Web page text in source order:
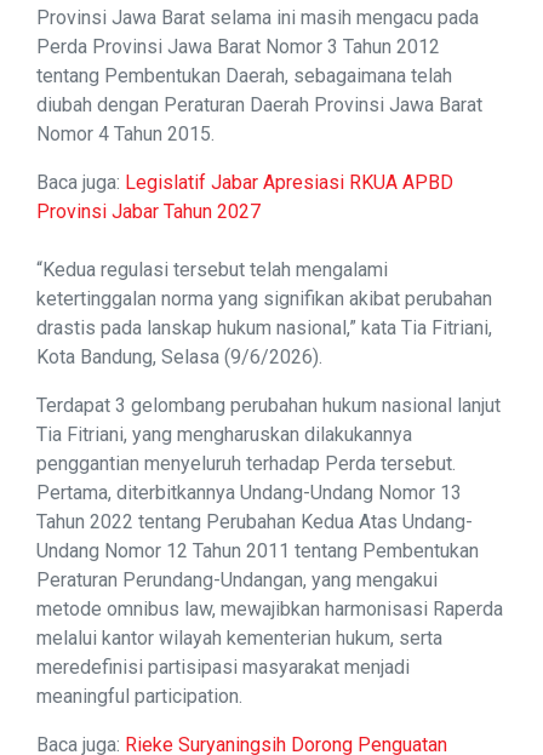
Provinsi Jawa Barat selama ini masih mengacu pada
Perda Provinsi Jawa Barat Nomor 3 Tahun 2012
tentang Pembentukan Daerah, sebagaimana telah
diubah dengan Peraturan Daerah Provinsi Jawa Barat
Nomor 4 Tahun 2015.
Baca juga: Legislatif Jabar Apresiasi RKUA APBD
Provinsi Jabar Tahun 2027
“Kedua regulasi tersebut telah mengalami
ketertinggalan norma yang signifikan akibat perubahan
drastis pada lanskap hukum nasional,” kata Tia Fitriani,
Kota Bandung, Selasa (9/6/2026).
Terdapat 3 gelombang perubahan hukum nasional lanjut
Tia Fitriani, yang mengharuskan dilakukannya
penggantian menyeluruh terhadap Perda tersebut.
Pertama, diterbitkannya Undang-Undang Nomor 13
Tahun 2022 tentang Perubahan Kedua Atas Undang-
Undang Nomor 12 Tahun 2011 tentang Pembentukan
Peraturan Perundang-Undangan, yang mengakui
metode omnibus law, mewajibkan harmonisasi Raperda
melalui kantor wilayah kementerian hukum, serta
meredefinisi partisipasi masyarakat menjadi
meaningful participation.
Baca juga: Rieke Suryaningsih Dorong Penguatan